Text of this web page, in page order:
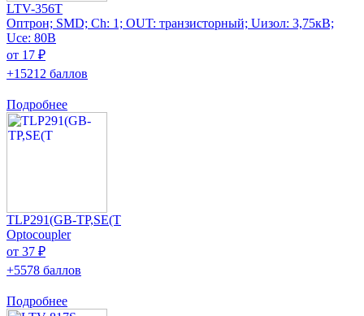
LTV-356T
Оптрон; SMD; Ch: 1; OUT: транзисторный; Uизол: 3,75кВ;
Uce: 80В
от 17 ₽
+15212 баллов
Подробнее
TLP291(GB-TP,SE(T
Optocoupler
от 37 ₽
+5578 баллов
Подробнее